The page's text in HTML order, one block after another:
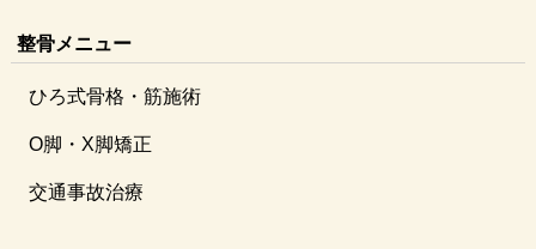
整骨メニュー
ひろ式骨格・筋施術
O脚・X脚矯正
交通事故治療